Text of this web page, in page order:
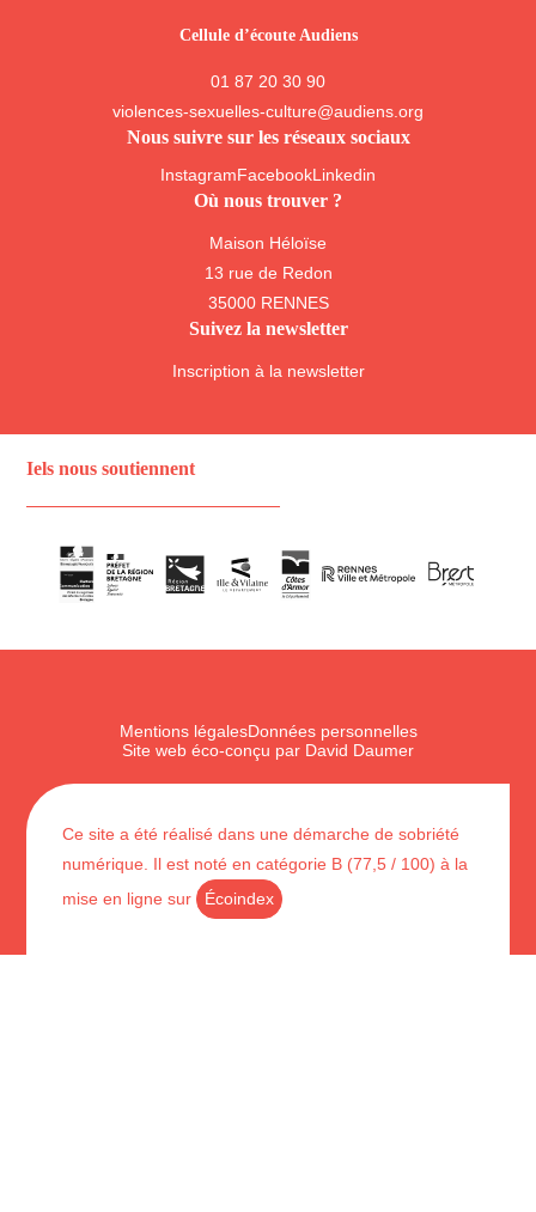
Cellule d’écoute Audiens
01 87 20 30 90
violences-sexuelles-culture@audiens.org
Nous suivre sur les réseaux sociaux
InstagramFacebookLinkedin
Où nous trouver ?
Maison Héloïse
13 rue de Redon
35000 RENNES
Suivez la newsletter
Inscription à la newsletter
Iels nous soutiennent
Ce site a été réalisé dans une démarche de sobriété
numérique. Il est noté en catégorie B (77,5 / 100) à la
mise en ligne sur Écoindex
Mentions légalesDonnées personnelles
Site web éco-conçu par David Daumer